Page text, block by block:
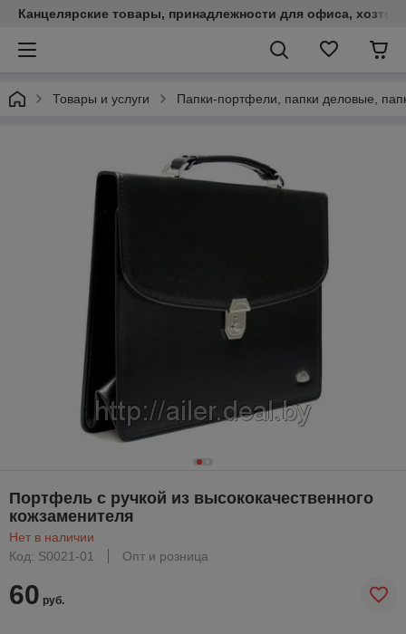
Канцелярские товары, принадлежности для офиса,
Товары и услуги Папки-портфели, папки деловые,
Портфель с ручкой из высококачественного
кожзаменителя
Нет в наличии
Код: S0021-01
Опт и розница
60 руб.